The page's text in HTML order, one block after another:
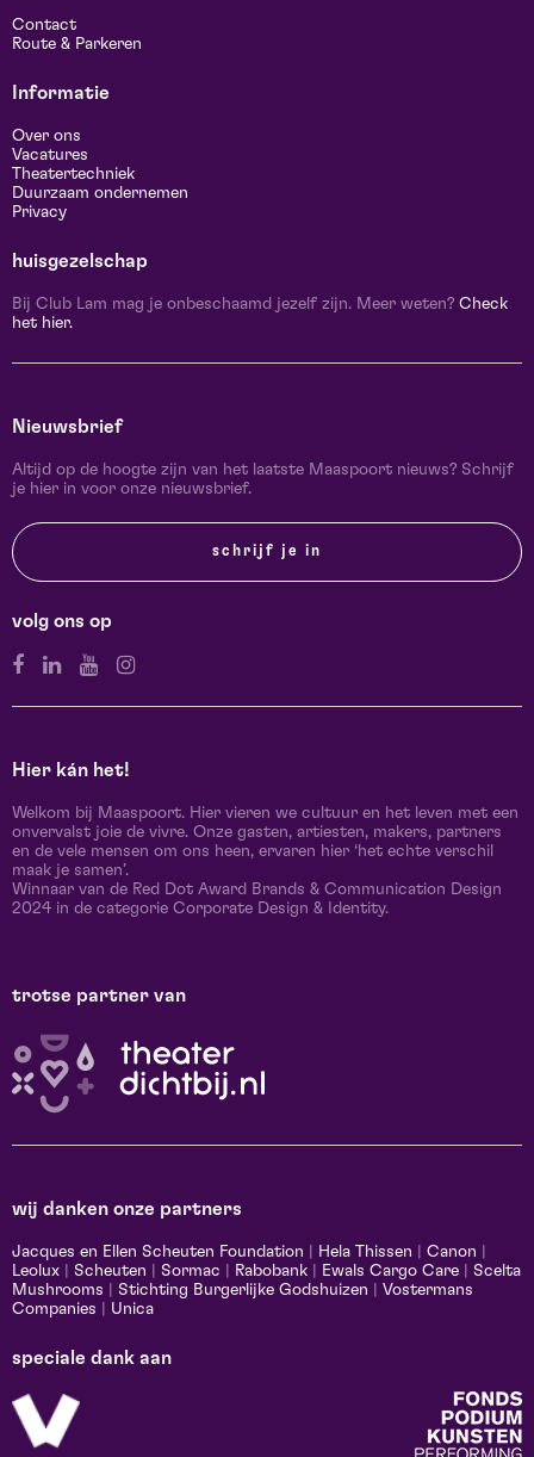
Contact
Route & Parkeren
Informatie
Over ons
Vacatures
Theatertechniek
Duurzaam ondernemen
Privacy
huisgezelschap
Bij Club Lam mag je onbeschaamd jezelf zijn. Meer weten? Check
het hier.
Nieuwsbrief
Altijd op de hoogte zijn van het laatste Maaspoort nieuws? Schrijf
je hier in voor onze nieuwsbrief.
schrijf je in
volg ons op
Hier kán het!
Welkom bij Maaspoort. Hier vieren we cultuur en het leven met een
onvervalst joie de vivre. Onze gasten, artiesten, makers, partners
en de vele mensen om ons heen, ervaren hier ‘het echte verschil
maak je samen’.
Winnaar van de Red Dot Award Brands & Communication Design
2024 in de categorie Corporate Design & Identity.
trotse partner van
wij danken onze partners
Jacques en Ellen Scheuten Foundation Hela Thissen Canon
Leolux
Scheuten Sormac Rabobank Ewals Cargo Care
Scelta
Mushrooms
Stichting Burgerlijke Godshuizen
Vostermans
Companies
Unica
speciale dank aan